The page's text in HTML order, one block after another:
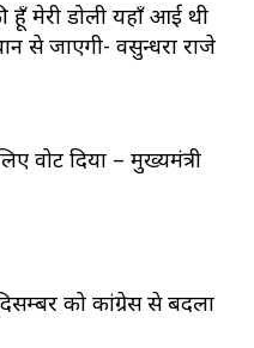
मेरी डोली यहाँ आई थी
से जाएगी- वसुन्धरा राजे
वोट दिया – मुख्यमंत्री
को कांग्रेस से बदला